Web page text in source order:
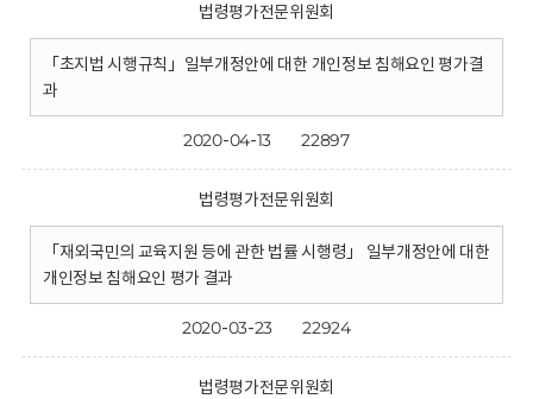
법령평가전문위원회
「초지법 시행규칙」일부개정안에 대한 개인정보 침해요인 평가결
과
2020-04-13 22897
법령평가전문위원회
「재외국민의 교육지원 등에 관한 법률 시행령」 일부개정안에 대한
개인정보 침해요인 평가 결과
2020-03-23 22924
법령평가전문위원회